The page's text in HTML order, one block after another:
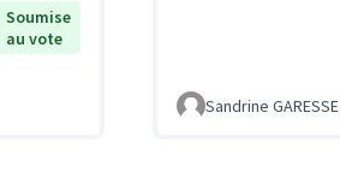
Soumise
au vote
Sandrine GARESSE